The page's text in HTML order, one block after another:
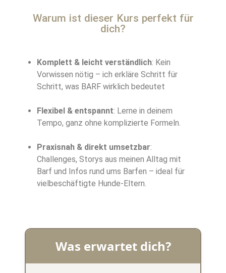
Warum ist dieser Kurs perfekt für
dich?
Komplett & leicht verständlich: Kein
Vorwissen nötig – ich erkläre Schritt für
Schritt, was BARF wirklich bedeutet
Flexibel & entspannt: Lerne in deinem
Tempo, ganz ohne komplizierte Formeln.
Praxisnah & direkt umsetzbar:
Challenges, Storys aus meinen Alltag mit
Barf und Infos rund ums Barfen – ideal für
vielbeschäftigte Hunde-Eltern.
Was erwartet dich?